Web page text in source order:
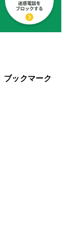
ブックマーク